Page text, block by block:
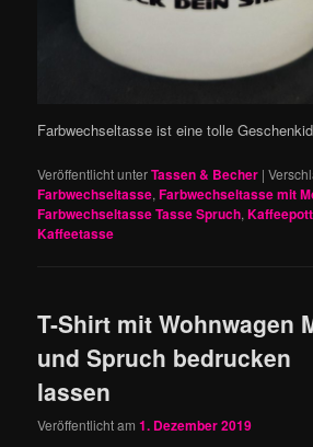
Farbwechseltasse ist eine tolle
Veröffentlicht unterTassen & Becher |
Farbwechseltasse,Farbwechseltasse mit
Farbwechseltasse Tasse Spruch,
Kaffeetasse
T-Shirt mit Wohnwagen
und Spruch bedrucken
lassen
Veröffentlicht am1. Dezember 2019